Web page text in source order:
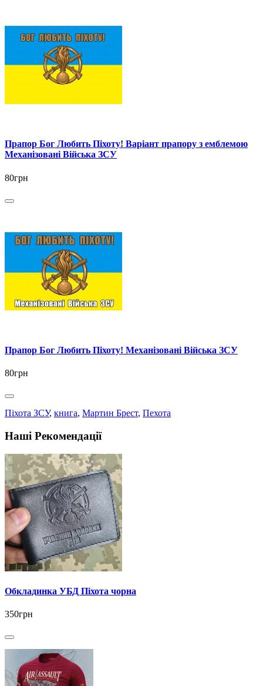
Прапор Бог Любить Піхоту! Варіант прапору з емблемою
Механізовані Війська ЗСУ
80грн
Прапор Бог Любить Піхоту! Механізовані Війська ЗСУ
80грн
Піхота ЗСУ, книга, Мартин Брест, Пехота
Наші Рекомендації
Обкладинка УБД Піхота чорна
350грн